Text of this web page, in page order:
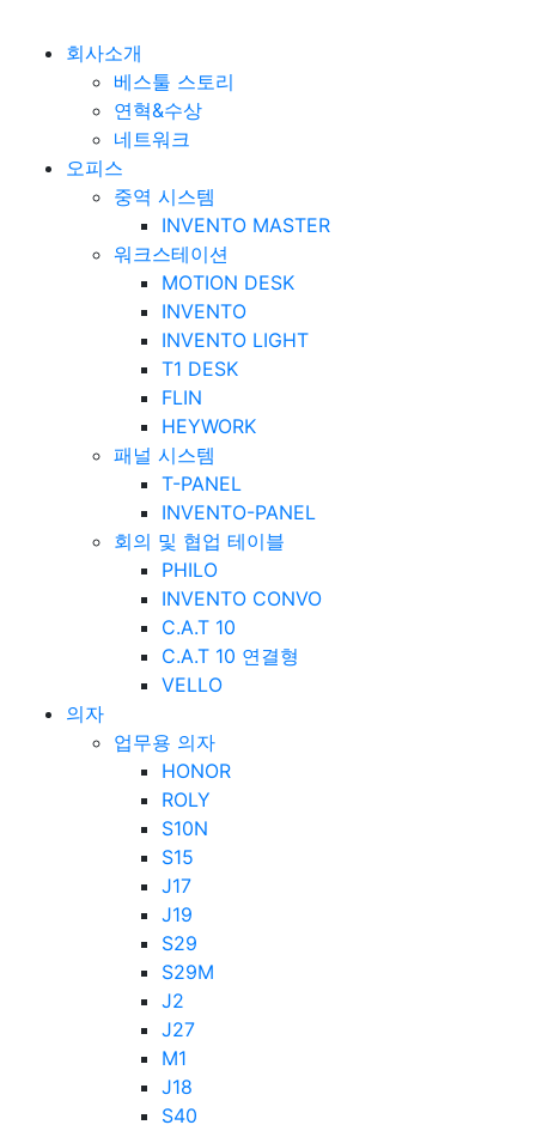
베스툴 Bestuhl
회사소개
베스툴 스토리
연혁&수상
네트워크
오피스
중역 시스템
INVENTO MASTER
워크스테이션
MOTION DESK
INVENTO
INVENTO LIGHT
T1 DESK
FLIN
HEYWORK
패널 시스템
T-PANEL
INVENTO-PANEL
회의 및 협업 테이블
PHILO
INVENTO CONVO
C.A.T 10
C.A.T 10 연결형
VELLO
의자
업무용 의자
HONOR
ROLY
S10N
S15
J17
J19
S29
S29M
J2
J27
M1
J18
S40